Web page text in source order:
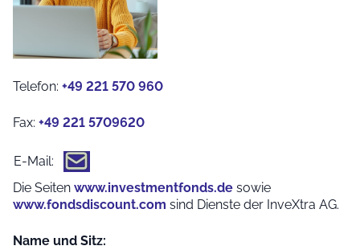
Telefon: +49 221 570 960
Fax: +49 221 5709620
E-Mail:
Die Seiten www.investmentfonds.de sowie
www.fondsdiscount.com sind Dienste der InveXtra AG.
Name und Sitz: